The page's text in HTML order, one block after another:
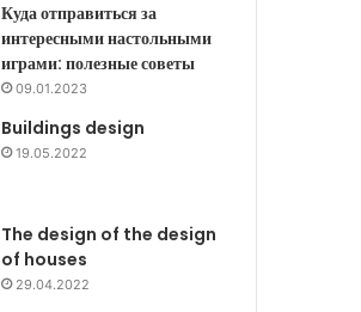
Куда отправиться за
интересными настольными
играми: полезные советы
09.01.2023
Buildings design
19.05.2022
The design of the design
of houses
29.04.2022